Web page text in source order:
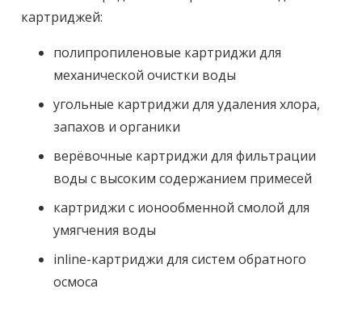
картриджей:
полипропиленовые картриджи для
механической очистки воды
угольные картриджи для удаления хлора,
запахов и органики
верёвочные картриджи для фильтрации
воды с высоким содержанием примесей
картриджи с ионообменной смолой для
умягчения воды
inline-картриджи для систем обратного
осмоса